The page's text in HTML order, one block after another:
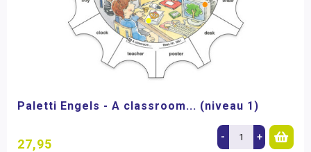
Paletti Engels - A classroom... (niveau 1)
27,95 - +